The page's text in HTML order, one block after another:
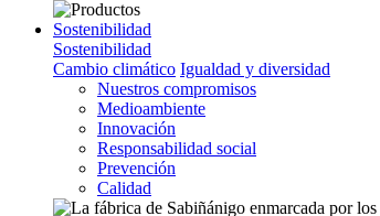
Sostenibilidad
Sostenibilidad
Cambio climático Igualdad y diversidad
Nuestros compromisos
Medioambiente
Innovación
Responsabilidad social
Prevención
Calidad